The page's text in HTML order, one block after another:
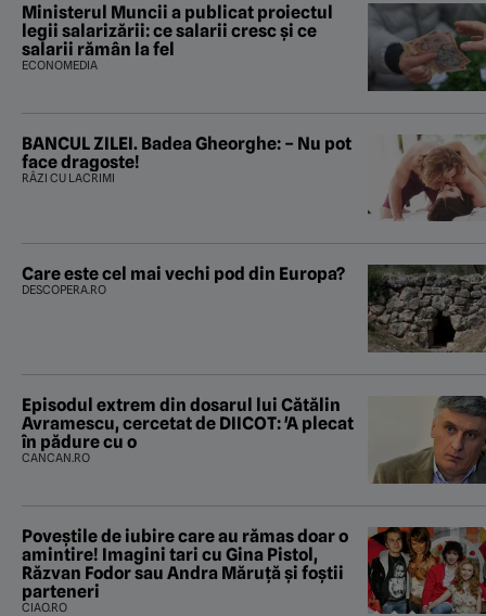
Ministerul Muncii a publicat proiectul
legii salarizării: ce salarii cresc și ce
salarii rămân la fel
ECONOMEDIA
BANCUL ZILEI. Badea Gheorghe: – Nu pot
face dragoste!
RÂZI CU LACRIMI
Care este cel mai vechi pod din Europa?
DESCOPERA.RO
Episodul extrem din dosarul lui Cătălin
Avramescu, cercetat de DIICOT: 'A plecat
în pădure cu o
CANCAN.RO
Poveştile de iubire care au rămas doar o
amintire! Imagini tari cu Gina Pistol,
Răzvan Fodor sau Andra Măruţă şi foştii
parteneri
CIAO.RO